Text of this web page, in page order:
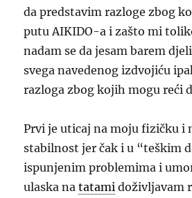
da predstavim razloge zbog
putu AIKIDO-a i zašto mi
nadam se da jesam barem
svega navedenog izdvojiću
razloga zbog kojih mogu reći
Prvi je uticaj na moju fizičku i
stabilnost jer čak i u “teškim
ispunjenim problemima i
ulaska natatami doživljavam